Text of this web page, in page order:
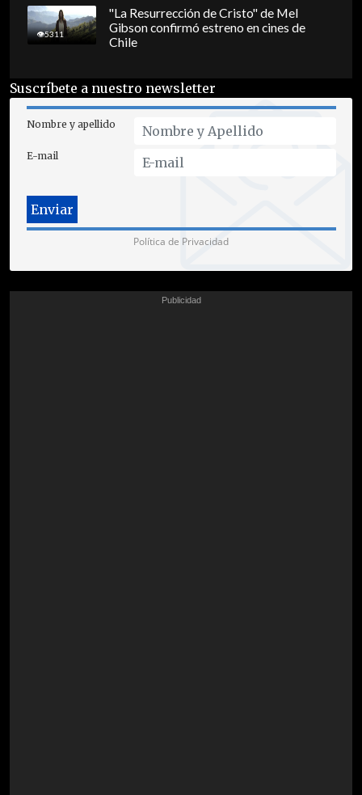
5311
"La Resurrección de Cristo" de Mel
Gibson confirmó estreno en cines de
Chile
Suscríbete a nuestro newsletter
Nombre y apellido
E-mail
Política de Privacidad